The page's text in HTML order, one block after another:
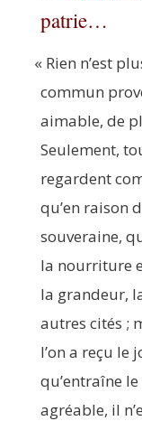
patrie…
« Rien n’est
com­mun
aimable, de
Seule­ment,
regardent
qu’en rai­son
sou­ve­raine,
la nour­ri­ture
la gran­deur,
autres cités ;
l’on a reçu le
qu’entraîne
agréable, il